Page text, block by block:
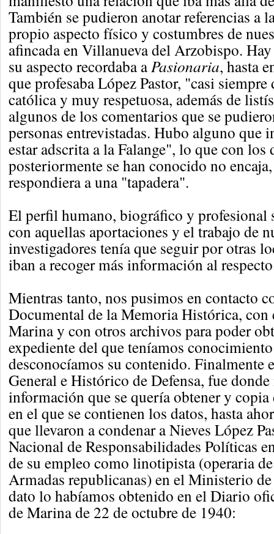
También se pudieron anotar referencias a
propio aspecto físico y costumbres de
afincada en Villanueva del Arzobispo.
su aspecto recordaba aPasionaria, hasta
que profesaba López Pastor, "casi
católica y muy respetuosa, además de
algunos de los comentarios que se
personas entrevistadas. Hubo alguno que
estar adscrita a la Falange", lo que con los
posteriormente se han conocido no
respondiera a una "tapadera".
El perfil humano, biográfico y profesional
con aquellas aportaciones y el trabajo de
investigadores tenía que seguir por otras
iban a recoger más información al
Mientras tanto, nos pusimos en contacto
Documental de la Memoria Histórica,
Marina y con otros archivos para poder
expediente del que teníamos
desconocíamos su contenido. Finalmente
General e Histórico de Defensa, fue
información que se quería obtener y
en el que se contienen los datos, hasta
que llevaron a condenar a Nieves López
Nacional de Responsabilidades Políticas
de su empleo como linotipista (operaria
Armadas republicanas) en el Ministerio
dato lo habíamos obtenido en el Diario
de Marina de 22 de octubre de 1940: